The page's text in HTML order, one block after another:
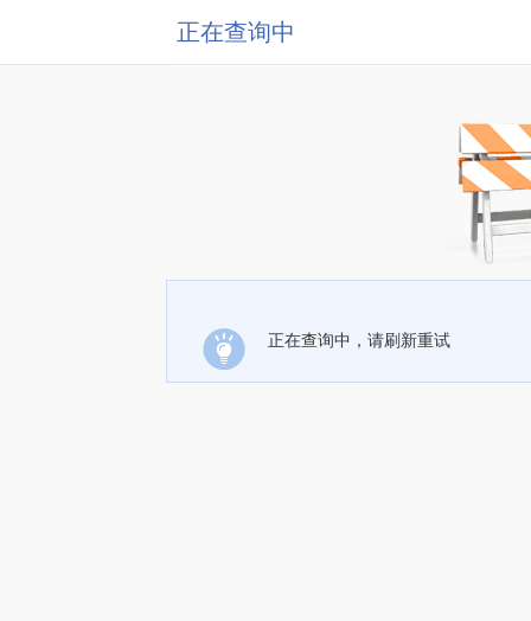
正在查询中
正在查询中，请刷新重试